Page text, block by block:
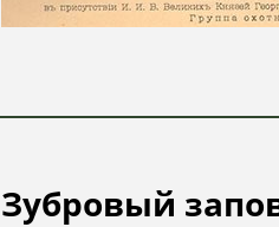
Зубровый